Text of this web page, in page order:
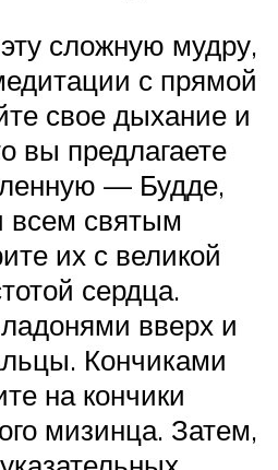
сложную мудру,
с прямой
свое дыхание и
вы предлагаете
— Будде,
всем святым
их с великой
сердца.
вверх и
Кончиками
на кончики
мизинца. Затем,